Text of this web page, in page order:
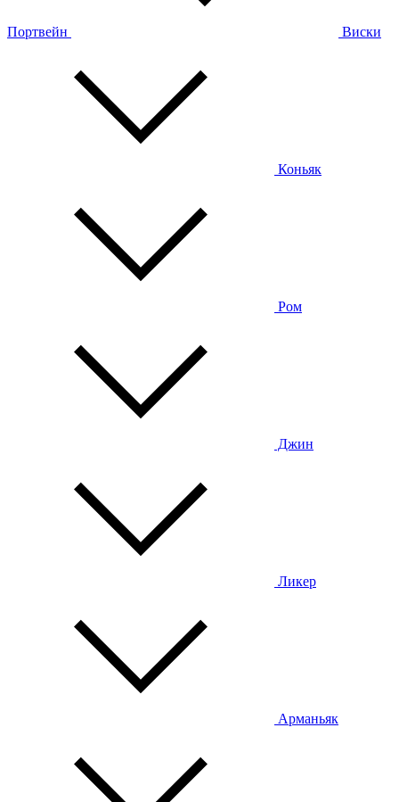
Портвейн Виски
Коньяк
Ром
Джин
Ликер
Арманьяк